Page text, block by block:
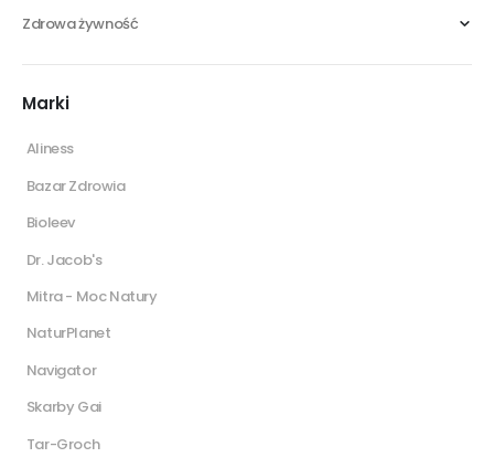
Zdrowa żywność
Marki
Aliness
Bazar Zdrowia
Bioleev
Dr. Jacob's
Mitra - Moc Natury
NaturPlanet
Navigator
Skarby Gai
Tar-Groch